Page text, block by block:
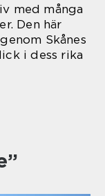
med många
Den här
Skånes
i dess rika